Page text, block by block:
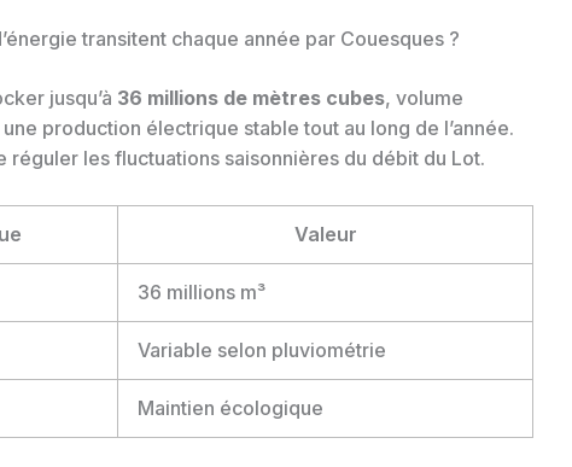
transitent chaque année par Couesques ?
jusqu’à 36 millions de mètres cubes, volume
production électrique stable tout au long de l’année.
réguler les fluctuations saisonnières du débit du Lot.
Valeur
36 millions m³
Variable selon pluviométrie
Maintien écologique